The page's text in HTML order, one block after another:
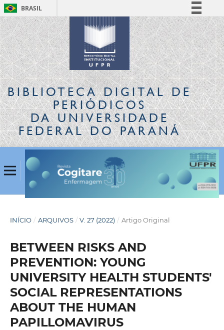
BRASIL
Simplifique!
Comunica BR
Participe
Acesso à informação
Legislação
Canais
BIBLIOTECA DIGITALDE
PERIÓDICOS
DA UNIVERSIDADE
FEDERAL DO PARANÁ
INÍCIO / ARQUIVOS / V. 27 (2022) / Artigo Original
BETWEEN RISKS AND
PREVENTION: YOUNG
UNIVERSITY HEALTH STUDENTS'
SOCIAL REPRESENTATIONS
ABOUT THE HUMAN
PAPILLOMAVIRUS